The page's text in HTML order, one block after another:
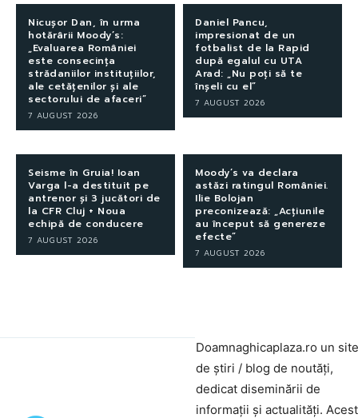
Nicușor Dan, în urma
hotărârii Moody’s:
„Evaluarea României
este consecința
strădaniilor instituțiilor,
ale cetățenilor și ale
sectorului de afaceri”
7 AUGUST 2026
Daniel Pancu,
impresionat de un
fotbalist de la Rapid
după egalul cu UTA
Arad: „Nu poți să te
înșeli cu el”
7 AUGUST 2026
Seisme în Gruia! Ioan
Varga l-a destituit pe
antrenor și 3 jucători de
la CFR Cluj + Noua
echipă de conducere
7 AUGUST 2026
Moody’s va declara
astăzi ratingul României.
Ilie Bolojan
preconizează: „Acțiunile
au început să genereze
efecte”
7 AUGUST 2026
Doamnaghicaplaza.ro un site
de știri / blog de noutăți,
dedicat diseminării de
informații și actualități.